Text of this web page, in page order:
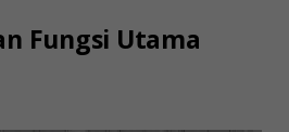
Fungsi Utama